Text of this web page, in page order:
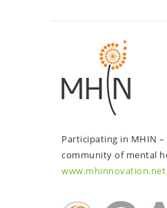
Participating in MHIN –
community of mental
www.mhinnovation.net